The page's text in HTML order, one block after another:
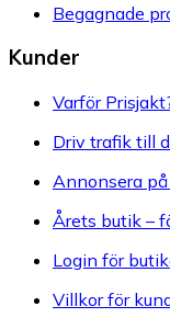
Begagnade
Kunder
Varför
Driv trafik till
Annonsera
Årets butik –
Login för
Villkor för